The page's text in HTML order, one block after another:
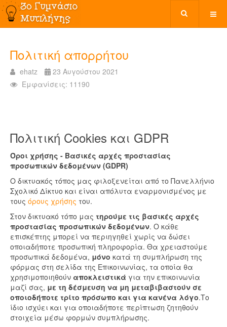
Πολιτική απορρήτου
ehatz
23 Αυγούστου 2021
Εμφανίσεις: 11190
Πολιτική Cookies και GDPR
Όροι χρήσης - Βασικές αρχές προστασίας
προσωπικών δεδομένων (GDPR)
Ο δικτυακός τόπος μας φιλοξενείται από το Πανελλήνιο
Σχολικό Δίκτυο και είναι απόλυτα εναρμονισμένος με
τους όρους χρήσης του.
Στον δικτυακό τόπο μας τηρούμε τις βασικές αρχές
προστασίας προσωπικών δεδομένων. Ο κάθε
επισκέπτης μπορεί να περιηγηθεί χωρίς να δώσει
οποιαδήποτε προσωπική πληροφορία. Θα χρειαστούμε
προσωπικά δεδομένα, μόνο κατά τη συμπλήρωση της
φόρμας στη σελίδα της Επικοινωνίας, τα οποία θα
χρησιμοποιηθούν αποκλειστικά για την επικοινωνία
μαζί σας, με τη δέσμευση να μη μεταβιβαστούν σε
οποιοδήποτε τρίτο πρόσωπο και για κανένα λόγο.Το
ίδιο ισχύει και για οποιαδήποτε περίπτωση ζητηθούν
στοιχεία μέσω φορμών συμπλήρωσης.